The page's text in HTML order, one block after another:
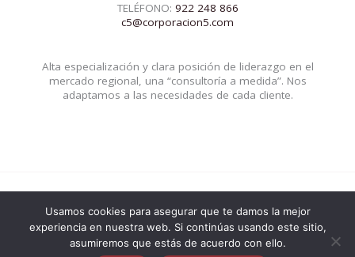
TELÉFONO: 922 248 866
c5@corporacion5.com
Alta especialización y clara posición de liderazgo en el
mercado regional, una “consultoría a medida”. Nos
adaptamos a las necesidades de cada cliente.
© 2026 Corporacion5 | Powered by Corporacion5
Usamos cookies para asegurar que te damos la mejor
experiencia en nuestra web. Si continúas usando este sitio,
asumiremos que estás de acuerdo con ello.